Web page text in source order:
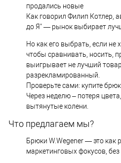
продались новые
Как говорил Филип Котлер,
до Я" — рынок выбирает
Но как его выбрать, если не
чтобы сравнивать, носить,
выигрывает не лучший
разрекламированный.
Проверьте сами: купите
Через неделю – потеря
вытянутые колени.
Что предлагаем мы?
Брюки W.Wegener — это как
маркетинговых фокусов, без